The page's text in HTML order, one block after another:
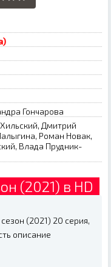
Гончарова
Дмитрий
Роман Новак,
Влада Прудник-
(2021) в HD
(2021) 20 серия,
описание